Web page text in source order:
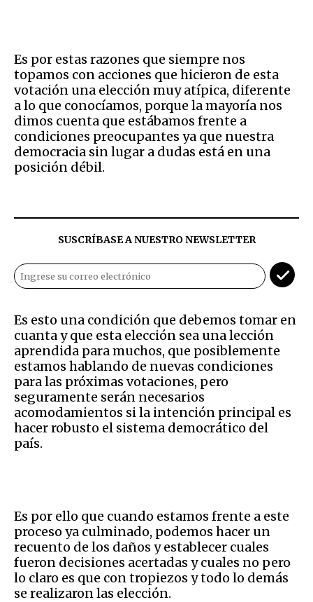
Es por estas razones que siempre nos
topamos con acciones que hicieron de esta
votación una elección muy atípica, diferente
a lo que conocíamos, porque la mayoría nos
dimos cuenta que estábamos frente a
condiciones preocupantes ya que nuestra
democracia sin lugar a dudas está en una
posición débil.
SUSCRÍBASE A NUESTRO NEWSLETTER
Es esto una condición que debemos tomar en
cuanta y que esta elección sea una lección
aprendida para muchos, que posiblemente
estamos hablando de nuevas condiciones
para las próximas votaciones, pero
seguramente serán necesarios
acomodamientos si la intención principal es
hacer robusto el sistema democrático del
país.
Es por ello que cuando estamos frente a este
proceso ya culminado, podemos hacer un
recuento de los daños y establecer cuales
fueron decisiones acertadas y cuales no pero
lo claro es que con tropiezos y todo lo demás
se realizaron las elección.